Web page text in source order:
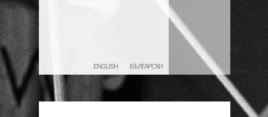
ENGLISH БЪЛГАРСКИ